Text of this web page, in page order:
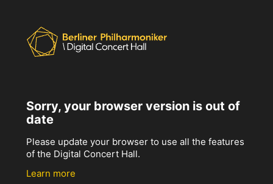
Sorry, your browser version is out of
date
Please update your browser to use all the features
of the Digital Concert Hall.
Learn more